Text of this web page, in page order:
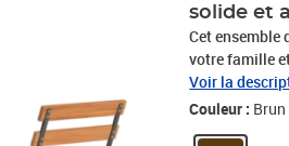
solide et
Cet ensemble
votre famille
naturel
durable.Cadre
Voir la
Couleur : Brun